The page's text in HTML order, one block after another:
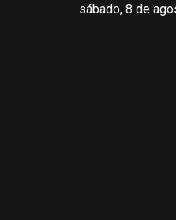
sábado, 8 de